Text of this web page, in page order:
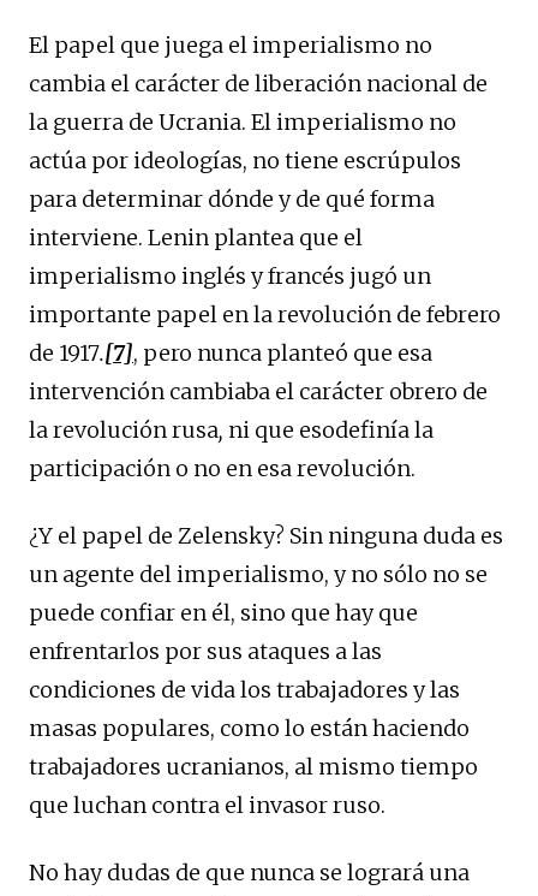
El papel que juega el imperialismo no
cambia el carácter de liberación nacional de
la guerra de Ucrania. El imperialismo no
actúa por ideologías, no tiene escrúpulos
para determinar dónde y de qué forma
interviene. Lenin plantea que el
imperialismo inglés y francés jugó un
importante papel en la revolución de febrero
de 1917.[7], pero nunca planteó que esa
intervención cambiaba el carácter obrero de
la revolución rusa, ni que esodefinía la
participación o no en esa revolución.
¿Y el papel de Zelensky? Sin ninguna duda es
un agente del imperialismo, y no sólo no se
puede confiar en él, sino que hay que
enfrentarlos por sus ataques a las
condiciones de vida los trabajadores y las
masas populares, como lo están haciendo
trabajadores ucranianos, al mismo tiempo
que luchan contra el invasor ruso.
No hay dudas de que nunca se logrará una